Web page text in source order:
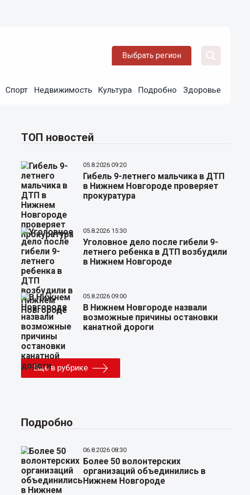
Выбрать регион
Спорт Недвижимость Культура Подробно Здоровье
ТОП новостей
05.8.2026 09:20
Гибель 9-летнего мальчика в ДТП
в Нижнем Новгороде проверяет
прокуратура
05.8.2026 15:30
Уголовное дело после гибели 9-
летнего ребенка в ДТП возбудили
в Нижнем Новгороде
05.8.2026 09:00
В Нижнем Новгороде назвали
возможные причины остановки
канатной дороги
Еще в рубрике
Подробно
06.8.2026 08:30
Более 50 волонтерских
организаций объединились в
Нижнем Новгороде